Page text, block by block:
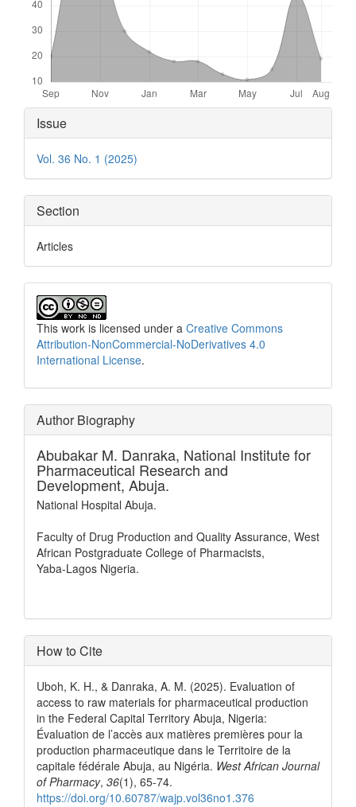
Article
Details
Issue
Vol. 36 No. 1 (2025)
Section
Articles
This work is licensed under a Creative Commons
Attribution-NonCommercial-NoDerivatives 4.0
International License.
Author Biography
Abubakar M. Danraka, National Institute for
Pharmaceutical Research and
Development, Abuja.
National Hospital Abuja.
Faculty of Drug Production and Quality Assurance, West
African Postgraduate College of Pharmacists,
Yaba-Lagos Nigeria.
How to Cite
Uboh, K. H., & Danraka, A. M. (2025). Evaluation of
access to raw materials for pharmaceutical production
in the Federal Capital Territory Abuja, Nigeria:
Évaluation de l’accès aux matières premières pour la
production pharmaceutique dans le Territoire de la
capitale fédérale Abuja, au Nigéria. West African Journal
of Pharmacy, 36(1), 65-74.
https://doi.org/10.60787/wajp.vol36no1.376